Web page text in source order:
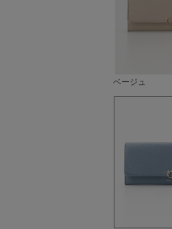
ベージュ